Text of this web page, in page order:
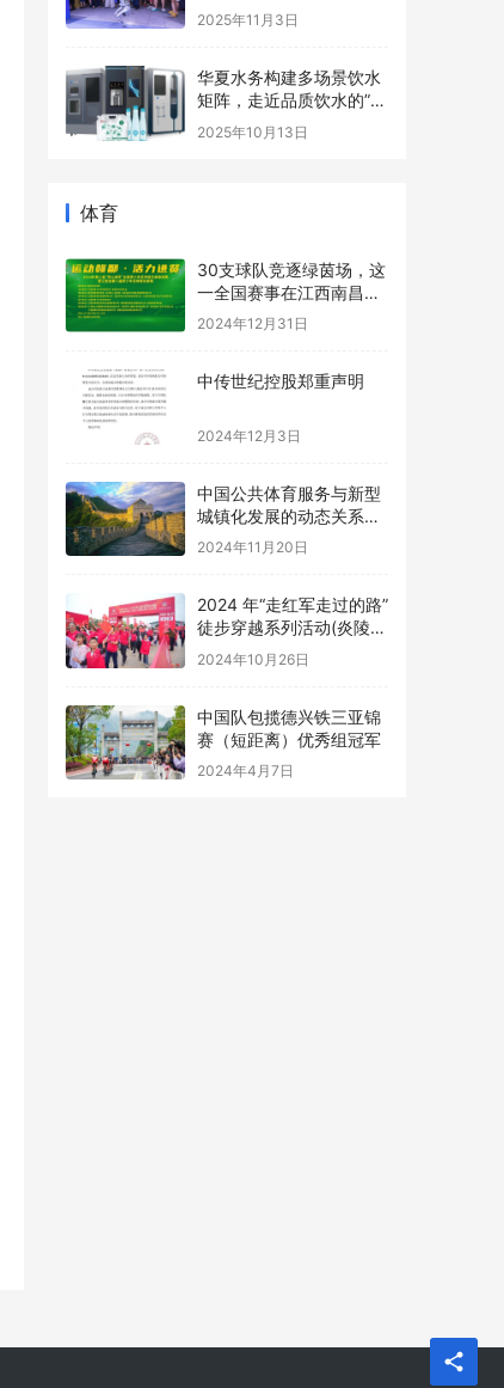
2025年11月3日
华夏水务构建多场景饮水
矩阵，走近品质饮水的”最
后一米“
2025年10月13日
体育
30支球队竞逐绿茵场，这
一全国赛事在江西南昌进
贤县开赛
2024年12月31日
中传世纪控股郑重声明
2024年12月3日
中国公共体育服务与新型
城镇化发展的动态关系及
优化路径研究
2024年11月20日
2024 年“走红军走过的路”
徒步穿越系列活动(炎陵
站) 举办
2024年10月26日
中国队包揽德兴铁三亚锦
赛（短距离）优秀组冠军
2024年4月7日